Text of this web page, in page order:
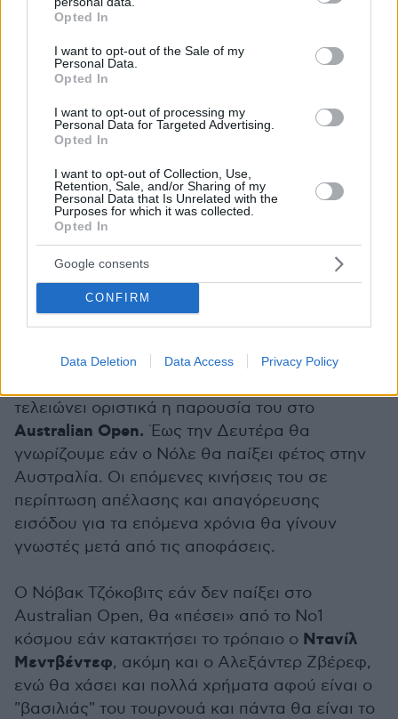
grant or deny consent to Google and its third-party tags to
use your data for below specified purposes in below Google
consent section.
Opted In
I want to opt-out of the Sale of my
Personal Data.
Opted In
I want to opt-out of processing my
Personal Data for Targeted Advertising.
Opted In
I want to opt-out of Collection, Use,
Retention, Sale, and/or Sharing of my
Personal Data that Is Unrelated with the
Purposes for which it was collected.
Opted In
Google consents
CONFIRM
Data Deletion Data Access Privacy Policy
pic.twitter.com/96MAlHNElG
— #AusOpen (@AustralianOpen)
January 13,
2022
Η πρεμιέρα του που έχει οριστεί για την
Δευτέρα (17/1) δεν αλλάζει και εάν δεν έχει
τελειώσει η ιστορία δεν θα μπορέσει να
συμμετάσχει στο Grand Slam. Παράλληλα όμως
ο Νόβακ Τζόκοβιτς εάν απελαθεί είναι πολύ
πιθανό να τιμωρηθεί με απαγόρευση εισόδου
τελειώνει οριστικά η παρουσία του στo
Australian Open. Έως την Δευτέρα θα
γνωρίζουμε εάν ο Νόλε θα παίξει φέτος στην
Αυστραλία. Οι επόμενες κινήσεις του σε
περίπτωση απέλασης και απαγόρευσης
εισόδου για τα επόμενα χρόνια θα γίνουν
γνωστές μετά από τις αποφάσεις.
Ο Νόβακ Τζόκοβιτς εάν δεν παίξει στο
Australian Open, θα «πέσει» από το Νο1
κόσμου εάν κατακτήσει το τρόπαιο ο Ντανίλ
Μεντβέντεφ, ακόμη και ο Αλεξάντερ Ζβέρεφ,
ενώ θα χάσει και πολλά χρήματα αφού είναι ο
"βασιλιάς" του τουρνουά και πάντα θα είναι το